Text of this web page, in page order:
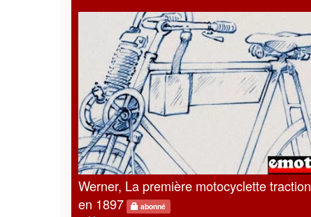
Werner, La première motocyclette traction
en 1897
abonné